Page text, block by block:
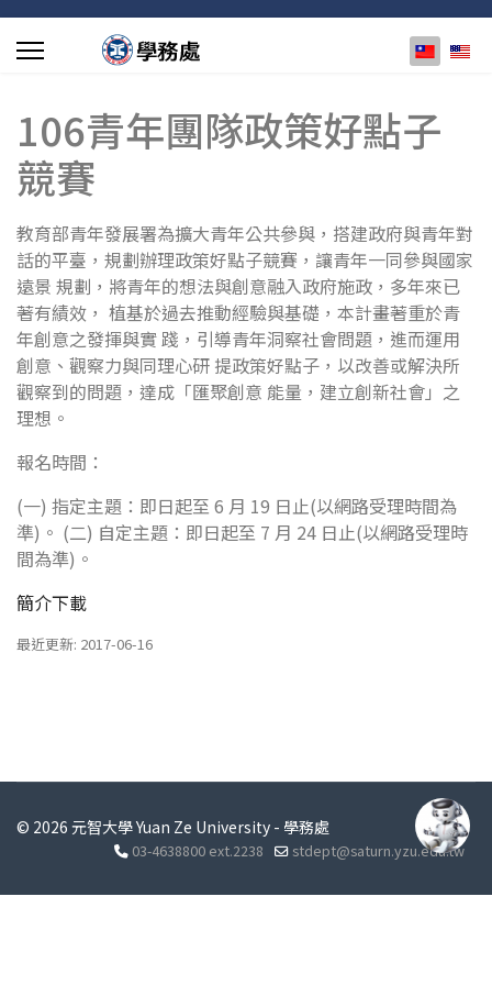
選擇你的
106青年團隊政策好點子
競賽
教育部青年發展署為擴大青年公共參與，搭建政府與青年對
話的平臺，規劃辦理政策好點子競賽，讓青年一同參與國家
遠景 規劃，將青年的想法與創意融入政府施政，多年來已
著有績效， 植基於過去推動經驗與基礎，本計畫著重於青
年創意之發揮與實 踐，引導青年洞察社會問題，進而運用
創意、觀察力與同理心研 提政策好點子，以改善或解決所
觀察到的問題，達成「匯聚創意 能量，建立創新社會」之
理想。
報名時間：
(一) 指定主題：即日起至 6 月 19 日止(以網路受理時間為
準)。 (二) 自定主題：即日起至 7 月 24 日止(以網路受理時
間為準)。
簡介下載
最近更新: 2017-06-16
© 2026 元智大學 Yuan Ze University - 學務處
03-4638800 ext.2238 stdept@saturn.yzu.edu.tw